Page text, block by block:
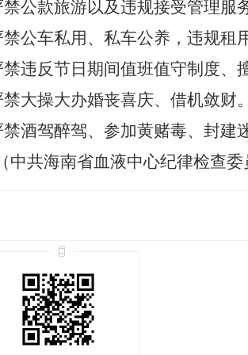
禁公款旅游以及违规接受管理服
禁公车私用、私车公养，违规租
违反节日期间值班值守制度、
大操大办婚丧喜庆、 借机敛财。
禁酒驾醉驾、 参加黄赌毒、封建
（中共海南省血液中心纪律检查委